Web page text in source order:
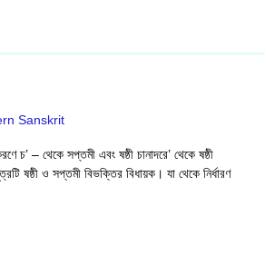
Sanskrit
চ’ – থেকে সপ্তমী এবং ষষ্ঠী চানাদরে’ থেকে ষষ্ঠী
ষষ্ঠী ও সপ্তমী বিভক্তির বিধায়ক। যা থেকে নির্ধারণ